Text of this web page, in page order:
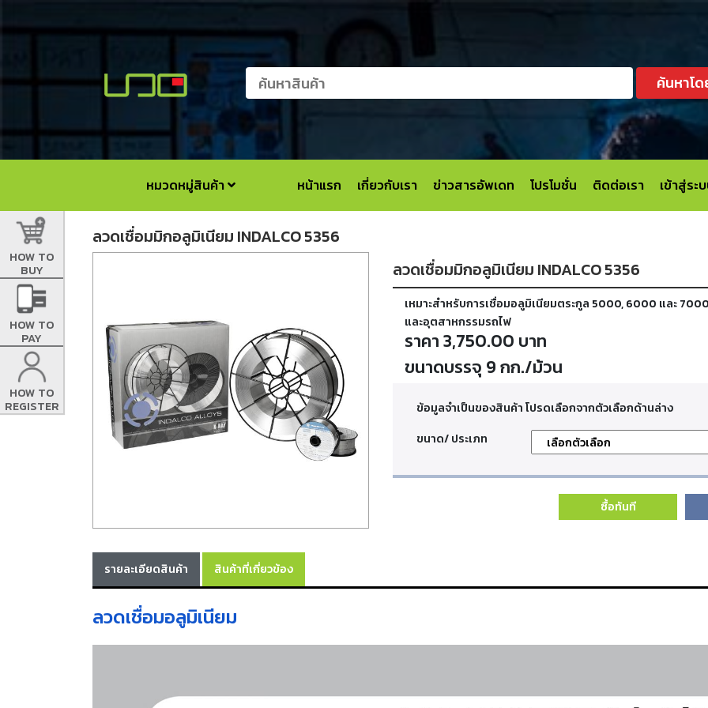
ค้นหาโ
หมวดหมู่สินค้า หน้าแรก เกี่ยวกับเรา ข่าวสารอัพเดท โปรโมชั่น ติดต่อเรา เข้าสู่ร
HOW TO
BUY
HOW TO
PAY
HOW TO
REGISTER
ลวดเชื่อมมิกอลูมิเนียม INDALCO 5356
ลวดเชื่อมมิกอลูมิเนียม INDALCO 5356
เหมาะสำหรับการเชื่อมอลูมิเนียมตระกูล 5000, 6000 และ
และอุตสาหกรรมรถไฟ
ราคา 3,750.00 บาท
ขนาดบรรจุ 9 กก./ม้วน
ข้อมูลจำเป็นของสินค้า โปรดเลือกจากตัวเลือกด้านล่าง
ขนาด/ ประเภท
ซื้อทันที
รายละเอียดสินค้า สินค้าที่เกี่ยวข้อง
ลวดเชื่อมอลูมิเนียม